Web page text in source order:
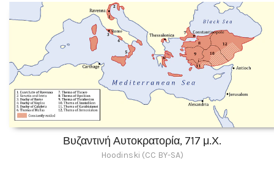
Βυζαντινή Αυτοκρατορία, 717 μ.Χ.
Hoodinski (CC BY-SA)